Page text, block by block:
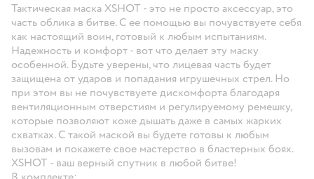
Тактическая маска XSHOT - это не просто аксессуар, это
часть облика в битве. С ее помощью вы почувствуете себя
как настоящий воин, готовый к любым испытаниям.
Надежность и комфорт - вот что делает эту маску
особенной. Будьте уверены, что лицевая часть будет
защищена от ударов и попадания игрушечных стрел. Но
при этом вы не почувствуете дискомфорта благодаря
вентиляционным отверстиям и регулируемому ремешку,
которые позволяют коже дышать даже в самых жарких
схватках. С такой маской вы будете готовы к любым
вызовам и покажете свое мастерство в бластерных боях.
XSHOT - ваш верный спутник в любой битве!